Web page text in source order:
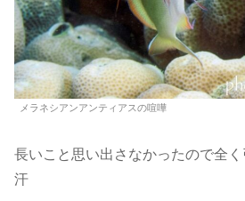
メラネシアンアンティアスの喧嘩
長いこと思い出さなかったので全く
汗